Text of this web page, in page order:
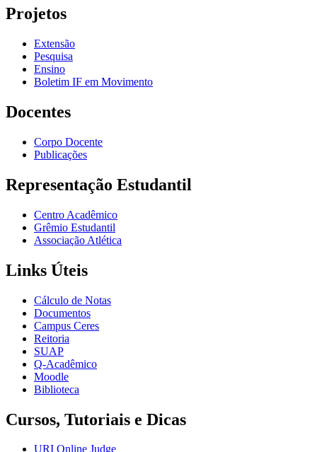
Projetos
Extensão
Pesquisa
Ensino
Boletim IF em Movimento
Docentes
Corpo Docente
Publicações
Representação Estudantil
Centro Acadêmico
Grêmio Estudantil
Associação Atlética
Links Úteis
Cálculo de Notas
Documentos
Campus Ceres
Reitoria
SUAP
Q-Acadêmico
Moodle
Biblioteca
Cursos, Tutoriais e Dicas
URI Online Judge